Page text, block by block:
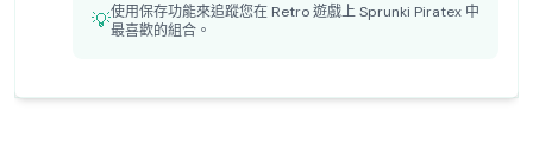
💡使用保存功能來追蹤您在 Retro 遊戲上 Sprunki Piratex 中
最喜歡的組合。